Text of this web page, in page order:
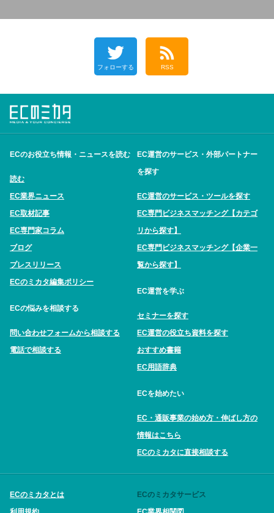
フォローする RSS
ECのお役立ち情報・ニュースを読む
読む
EC業界ニュース
EC取材記事
EC専門家コラム
ブログ
プレスリリース
ECのミカタ編集ポリシー
ECの悩みを相談する
問い合わせフォームから相談する
電話で相談する
EC運営のサービス・外部パートナー
を探す
EC運営のサービス・ツールを探す
EC専門ビジネスマッチング【カテゴ
リから探す】
EC専門ビジネスマッチング【企業一
覧から探す】
EC運営を学ぶ
セミナーを探す
EC運営の役立ち資料を探す
おすすめ書籍
EC用語辞典
ECを始めたい
EC・通販事業の始め方・伸ばし方の
情報はこちら
ECのミカタに直接相談する
ECのミカタとは
ECのミカタサービス